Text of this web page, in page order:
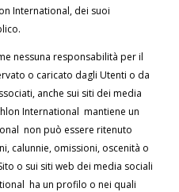
International, dei suoi
nessuna responsabilità per il
o caricato dagli Utenti o da
anche sui siti dei media
International mantiene un
non può essere ritenuto
calunnie, omissioni, oscenità o
o sui siti web dei media sociali
ha un profilo o nei quali